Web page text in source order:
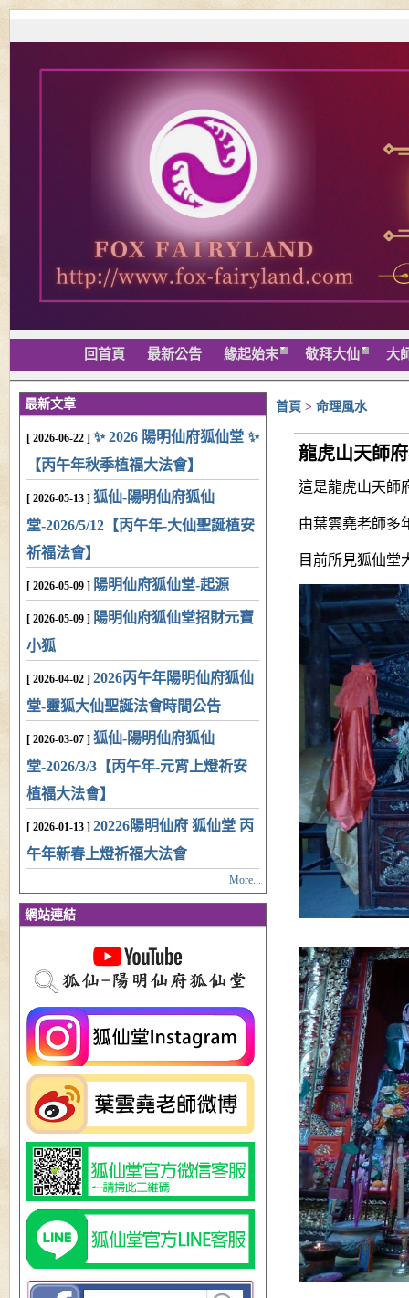
回首頁 最新公告 緣起始末 敬拜大仙 大
最新文章
[ 2026-06-22 ] ✨ 2026 陽明仙府狐仙堂 ✨
【丙午年秋季植福大法會】
[ 2026-05-13 ] 狐仙-陽明仙府狐仙
堂-2026/5/12【丙午年-大仙聖誕植安
祈福法會】
[ 2026-05-09 ] 陽明仙府狐仙堂-起源
[ 2026-05-09 ] 陽明仙府狐仙堂招財元寶
小狐
[ 2026-04-02 ] 2026丙午年陽明仙府狐仙
堂-靈狐大仙聖誕法會時間公告
[ 2026-03-07 ] 狐仙-陽明仙府狐仙
堂-2026/3/3【丙午年-元宵上燈祈安
植福大法會】
[ 2026-01-13 ] 20226陽明仙府 狐仙堂 丙
午年新春上燈祈福大法會
More...
網站連結
首頁 > 命理風水
龍虎山天師
這是龍虎山天師
由葉雲堯老師多
目前所見狐仙堂